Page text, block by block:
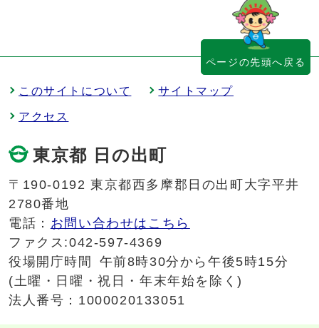
このサイトについて サイトマップ
アクセス
東京都 日の出町
〒190-0192 東京都西多摩郡日の出町大字平井
2780番地
電話： お問い合わせはこちら
ファクス:042-597-4369
役場開庁時間
午前8時30分から午後5時15分
(土曜・日曜・祝日・年末年始を除く)
法人番号：1000020133051
ページの先頭へ戻る